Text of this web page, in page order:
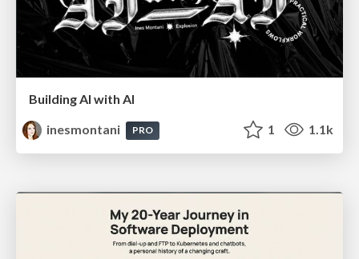
Building AI with AI
inesmontani
PRO 1 1.1k